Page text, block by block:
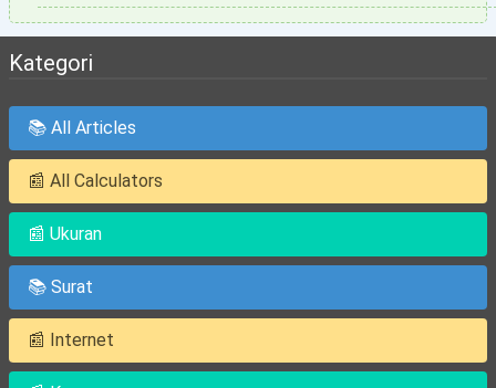
Kategori
📚 All Articles
📰 All Calculators
📰 Ukuran
📚 Surat
📰 Internet